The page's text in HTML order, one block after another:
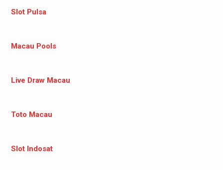
Slot Pulsa
Macau Pools
Live Draw Macau
Toto Macau
Slot Indosat